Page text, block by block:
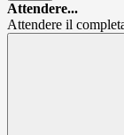
Attendere...
Attendere il